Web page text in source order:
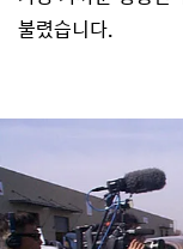
불렸습니다.